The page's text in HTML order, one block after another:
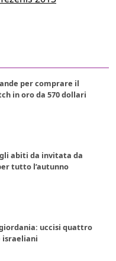
per comprare il
in oro da 570 dollari
abiti da invitata da
tutto l’autunno
uccisi quattro
israeliani